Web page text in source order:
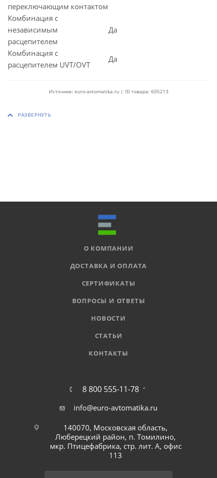
переключающим контактом
Комбинация с
независимым
расцепителем
Да
Комбинация с
расцепителем UVT/OVT
Да
Источник: euro-avtomatika.ru | ID товара: 605213
О КОМПАНИИ
ДОСТАВКА И ОПЛАТА
СЕРТИФИКАТЫ
ВОПРОСЫ И ОТВЕТЫ
НОВОСТИ
СТАТЬИ
КОНТАКТЫ
8 800 555-11-78
info@euro-avtomatika.ru
140070, Московская область,
Люберецкий район, п. Томилино,
мкр. Птицефабрика, стр. лит. А, офис
113